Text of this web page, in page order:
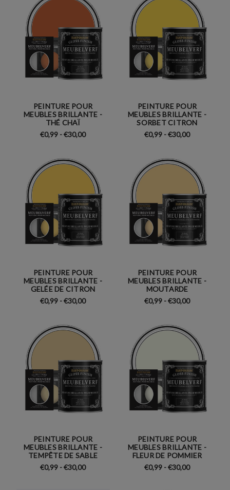
PEINTURE POUR
MEUBLES BRILLANTE -
THÉ CHAÏ
€0,99 - €30,00
PEINTURE POUR
MEUBLES BRILLANTE -
SORBET CITRON
€0,99 - €30,00
PEINTURE POUR
MEUBLES BRILLANTE -
GELÉE DE CITRON
€0,99 - €30,00
PEINTURE POUR
MEUBLES BRILLANTE -
MOUTARDE
€0,99 - €30,00
PEINTURE POUR
MEUBLES BRILLANTE -
TEMPÊTE DE SABLE
€0,99 - €30,00
PEINTURE POUR
MEUBLES BRILLANTE -
FLEUR DE POMMIER
€0,99 - €30,00